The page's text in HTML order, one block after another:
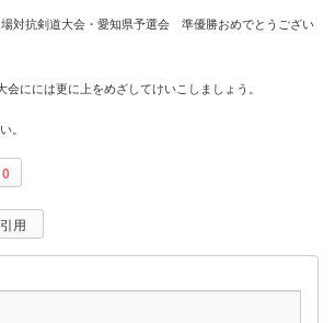
対抗剣道大会・愛知県予選会 準優勝おめでとうござい
会にには更に上をめざしてけいこしましょう。
い。
0
引用